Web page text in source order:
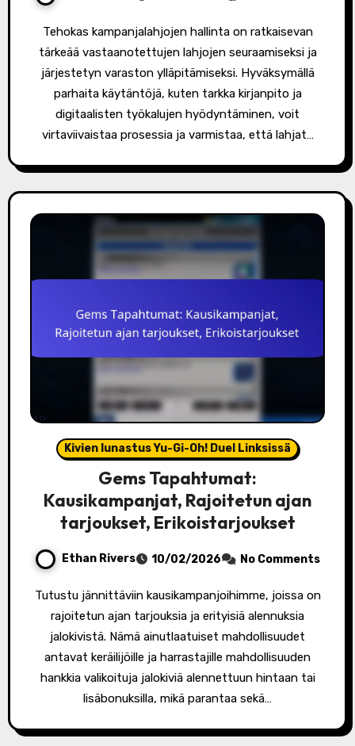
Tehokas kampanjalahjojen hallinta on ratkaisevan
tärkeää vastaanotettujen lahjojen seuraamiseksi ja
järjestetyn varaston ylläpitämiseksi. Hyväksymällä
parhaita käytäntöjä, kuten tarkka kirjanpito ja
digitaalisten työkalujen hyödyntäminen, voit
virtaviivaistaa prosessia ja varmistaa, että lahjat…
Kivien lunastus Yu-Gi-Oh! Duel Linksissä
Gems Tapahtumat:
Kausikampanjat, Rajoitetun ajan
tarjoukset, Erikoistarjoukset
Ethan Rivers 10/02/2026 No Comments
Tutustu jännittäviin kausikampanjoihimme, joissa on
rajoitetun ajan tarjouksia ja erityisiä alennuksia
jalokivistä. Nämä ainutlaatuiset mahdollisuudet
antavat keräilijöille ja harrastajille mahdollisuuden
hankkia valikoituja jalokiviä alennettuun hintaan tai
lisäbonuksilla, mikä parantaa sekä…